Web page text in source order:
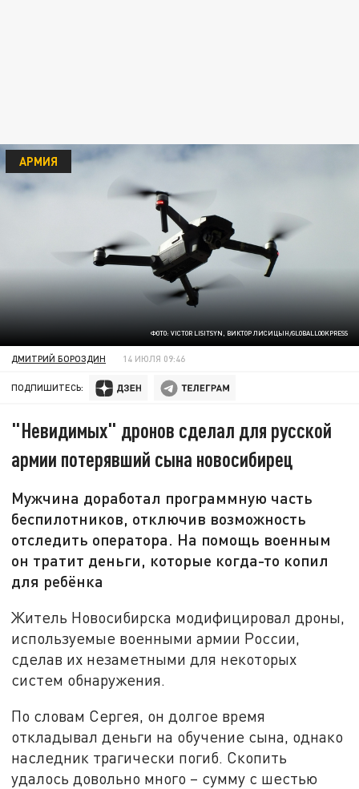
ФОТО: VICTOR LISITSYN, ВИКТОР ЛИСИЦЫН/GLOBALLOOKPRESS
АРМИЯ
ДМИТРИЙ БОРОЗДИН 14 ИЮЛЯ 09:46
ПОДПИШИТЕСЬ:
"Невидимых" дронов сделал для русской
армии потерявший сына новосибирец
Мужчина доработал программную часть
беспилотников, отключив возможность
отследить оператора. На помощь военным
он тратит деньги, которые когда-то копил
для ребёнка
Житель Новосибирска модифицировал дроны,
используемые военными армии России,
сделав их незаметными для некоторых
систем обнаружения.
По словам Сергея, он долгое время
откладывал деньги на обучение сына, однако
наследник трагически погиб. Скопить
удалось довольно много – сумму с шестью